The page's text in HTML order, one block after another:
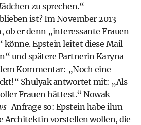
zu sprechen.“
ist? Im November 2013
ob er denn „interessante Frauen
könne. Epstein leitet diese Mail
und spätere Partnerin Karyna
Kommentar: „Noch eine
Shulyak antwortet mit: „Als
Frauen hättest.“ Nowak
-Anfrage so: Epstein habe ihm
Architektin vorstellen wollen, die